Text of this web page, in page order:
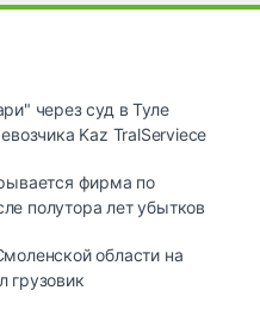
через суд в Туле
Kaz TralServiece
фирма по
полутора лет убытков
области на
грузовик